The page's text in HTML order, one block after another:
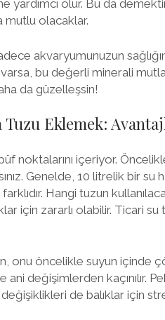
yardımcı olur. Bu da
olacaklar.
akvaryumunuzun
bu değerli minerali
da güzelleşsin!
Eklemek:
noktalarını içeriyor.
Genelde, 10 litrelik bir
Hangi tuzun
için zararlı olabilir. Ticari
onu öncelikle suyun içinde
değişimlerden kaçınılır.
de balıklar için